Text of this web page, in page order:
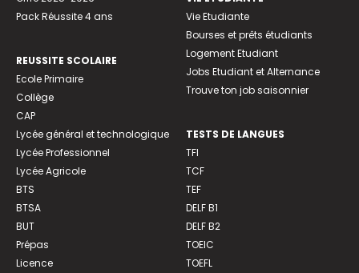
Pack Réussite 4 ans
REUSSITE SCOLAIRE
Ecole Primaire
Collège
CAP
Lycée général et technologique
Lycée Professionnel
Lycée Agricole
BTS
BTSA
BUT
Prépas
Licence
Vie Etudiante
Bourses et prêts étudiants
Logement Etudiant
Jobs Etudiant et Alternance
Trouve ton job saisonnier
TESTS DE LANGUES
TFI
TCF
TEF
DELF B1
DELF B2
TOEIC
TOEFL